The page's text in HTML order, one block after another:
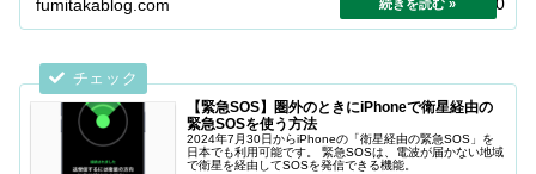
fumitakablog.com
【緊急SOS】圏外のときにiPhoneで衛星経由の
緊急SOSを使う方法
2024年7月30日からiPhoneの「衛星経由の緊急SOS」を
日本でも利用可能です。 緊急SOSは、電波が届かない地域
で衛星を経由してSOSを発信できる機能。